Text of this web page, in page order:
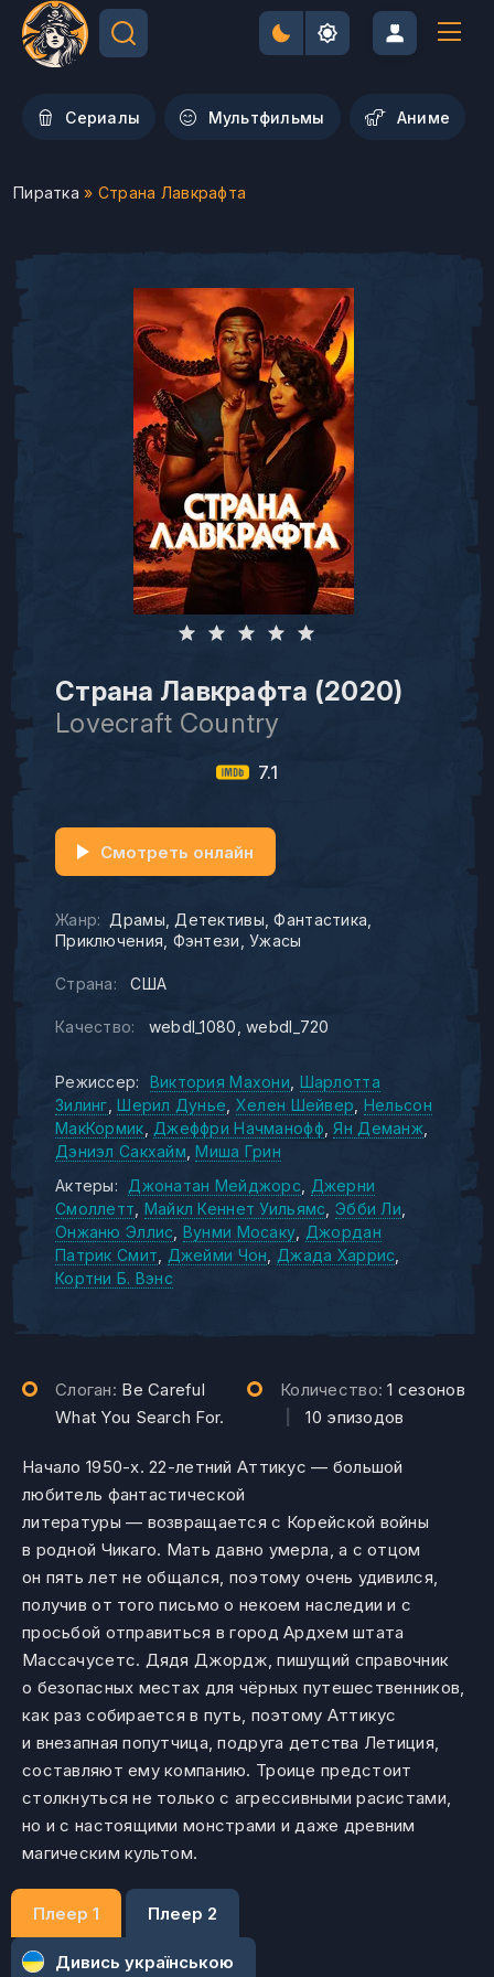
Сериалы Мультфильмы Aниме
Пиратка » Страна Лавкрафта
Страна Лавкрафта (2020)
Lovecraft Country
7.1
Жанр: Драмы Детективы Фантастика
Приключения Фэнтези Ужасы
Страна: США
Качество: webdl_1080 webdl_720
Смотреть онлайн
Режиссер: Виктория Махони Шарлотта
Зилинг Шерил Дунье Хелен Шейвер Нельсон
МакКормик Джеффри Начманофф Ян Деманж
Дэниэл Сакхайм Миша Грин
Актеры:
Джонатан Мейджорс
Джерни
Смоллетт Майкл Кеннет Уильямс Эбби Ли
Онжаню Эллис Вунми Мосаку Джордан
Патрик Смит
Джейми Чон
Джада Харрис
Кортни Б. Вэнс
Слоган: Be Careful
What You Search For.
Количество:1 сезонов
|10 эпизодов
Начало 1950-х. 22-летний Аттикус — большой
любитель фантастической
литературы — возвращается с Корейской войны
в родной Чикаго. Мать давно умерла, а с отцом
он пять лет не общался, поэтому очень удивился,
получив от того письмо о некоем наследии и с
просьбой отправиться в город Ардхем штата
Массачусетс. Дядя Джордж, пишущий справочник
о безопасных местах для чёрных путешественников,
как раз собирается в путь, поэтому Аттикус
и внезапная попутчица, подруга детства Летиция,
составляют ему компанию. Троице предстоит
столкнуться не только с агрессивными расистами,
но и с настоящими монстрами и даже древним
магическим культом.
Плеер 1 Плеер 2
Дивись українською